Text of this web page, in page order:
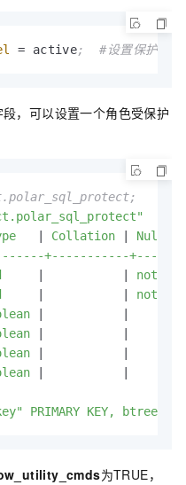
= active;  #设置保护模
，可以设置一个角色受保护
Collation
+-----------
not
not
PRIMARY KEY, btree
为TRUE，